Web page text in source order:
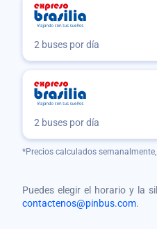
2 buses por día
2 buses por día
*Precios calculados
Puedes elegir el horario y la
contactenos@pinbus.com.